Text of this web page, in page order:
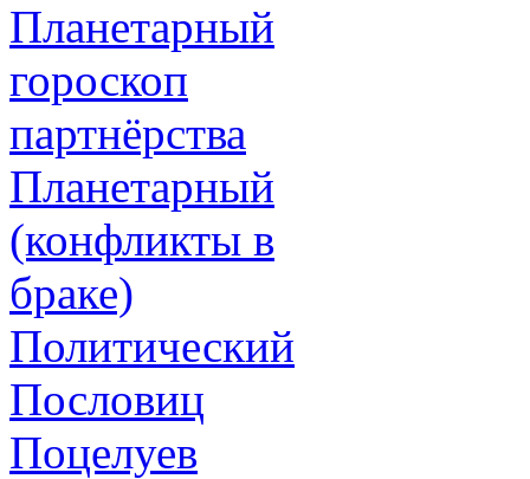
Планетарный
гороскоп
партнёрства
Планетарный
(конфликты в
браке)
Политический
Пословиц
Поцелуев